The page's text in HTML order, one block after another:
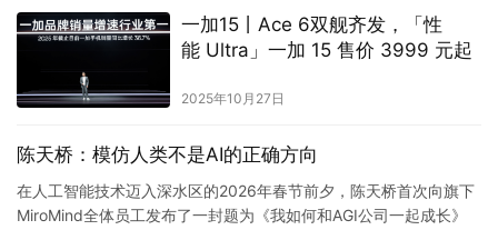
一加15丨Ace 6双舰齐发，「性
能 Ultra」一加 15 售价 3999 元起
2025年10月27日
陈天桥：模仿人类不是AI的正确方向
在人工智能技术迈入深水区的2026年春节前夕，陈天桥首次向旗下
MiroMind全体员工发布了一封题为《我如何和AGI公司一起成长》